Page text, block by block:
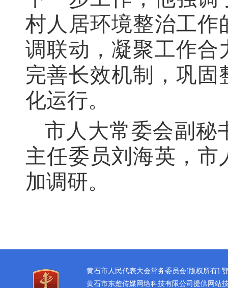
村人居环境整治工作
调联动，凝聚工作合
完善长效机制，巩
化运行。
市人大常委会副秘
主任委员刘海英，
加调研。
黄石市人民代表大会常务委员会[版权所有]
黄石市东楚传媒网络科技有限公司提供网站